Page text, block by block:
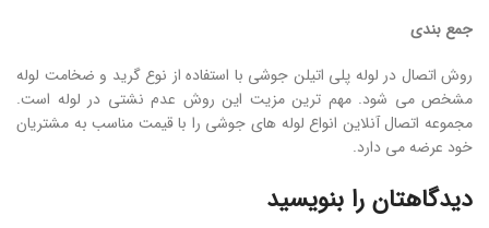
جمع بندی
روش اتصال در لوله پلی اتیلن جوشی با استفاده از نوع گرید و ضخامت لوله
مشخص می شود. مهم ترین مزیت این روش عدم نشتی در لوله است.
مجموعه اتصال آنلاین انواع لوله های جوشی را با قیمت مناسب به مشتریان
خود عرضه می دارد.
دیدگاهتان را بنویسید